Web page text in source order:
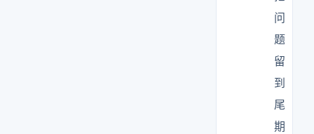
问
题
留
到
尾
期